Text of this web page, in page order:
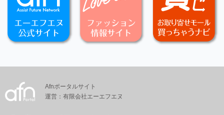
Afnポータルサイト
運営：有限会社エーエフエヌ